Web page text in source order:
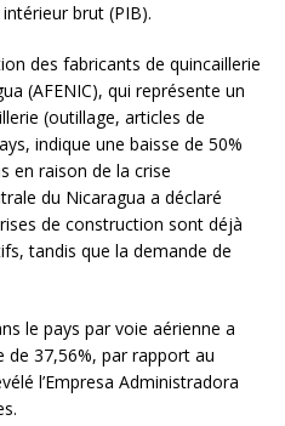
brut (PIB).
des fabricants de quincaillerie
(AFENIC), qui représente un
(outillage, articles de
indique une baisse de 50%
en raison de la crise
du Nicaragua a déclaré
de construction sont déjà
tandis que la demande de
le pays par voie aérienne a
de 37,56%, par rapport au
l’Empresa Administradora